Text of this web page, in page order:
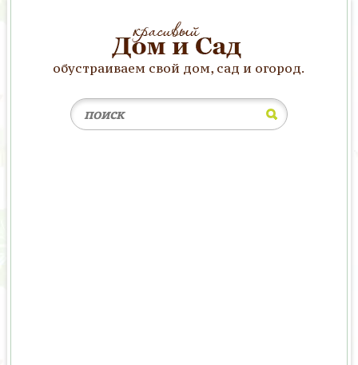
обустраиваем свой дом, сад и огород.